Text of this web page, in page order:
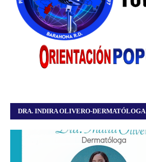
DRA. INDIRA OLIVERO-DERMATÓLOGA